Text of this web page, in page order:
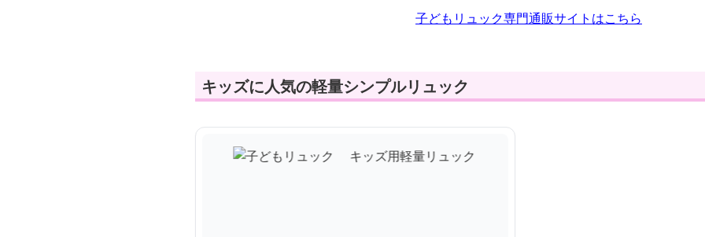
子どもリュック専門通販サイトはこちら
キッズに人気の軽量シンプルリュック